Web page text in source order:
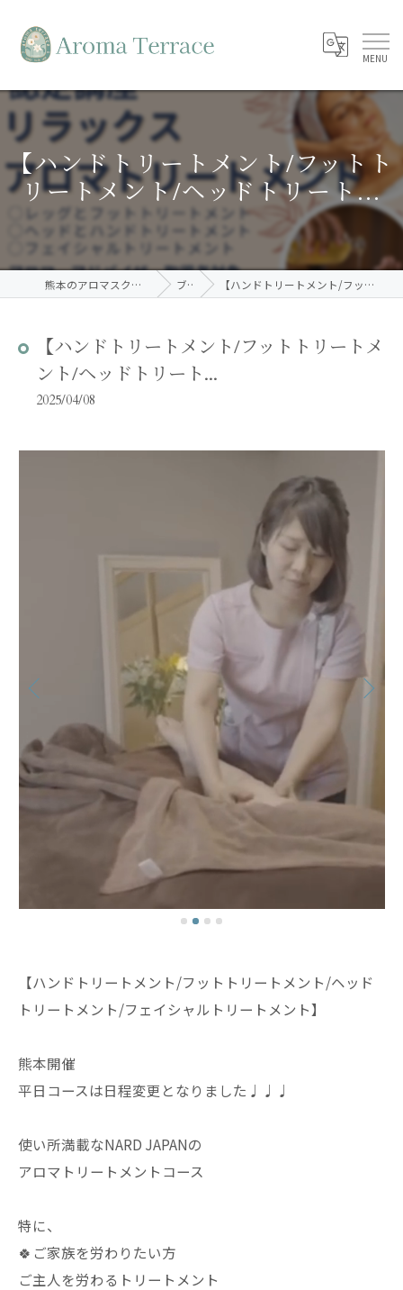
【ハンドトリートメント/フットト
リートメント/ヘッドトリート...
熊本のアロマスクールならAroma Terrace ブログ 【ハンドトリートメント/フットトリートメント/ヘッドトリート...
【ハンドトリートメント/フットトリートメ
ント/ヘッドトリート...
2025/04/08
【ハンドトリートメント/フットトリートメント/ヘッド
トリートメント/フェイシャルトリートメント】
熊本開催
平日コースは日程変更となりました♩♩♩
使い所満載なNARD JAPANの
アロマトリートメントコース
特に、
🍀ご家族を労わりたい方
ご主人を労わるトリートメント